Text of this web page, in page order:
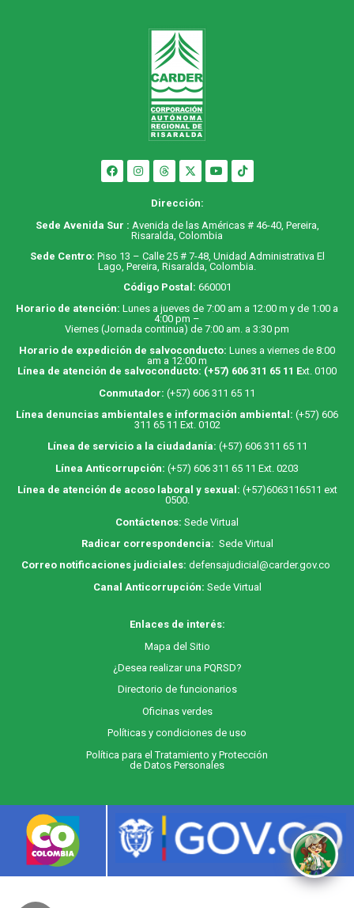
Dirección:
Sede Avenida Sur : Avenida de las Américas # 46-40, Pereira,
Risaralda, Colombia
Sede Centro: Piso 13 – Calle 25 # 7-48, Unidad Administrativa El
Lago, Pereira, Risaralda, Colombia.
Código Postal: 660001
Horario de atención: Lunes a jueves de 7:00 am a 12:00 m y de 1:00 a
4:00 pm –
Viernes (Jornada continua) de 7:00 am. a 3:30 pm
Horario de expedición de salvoconducto: Lunes a viernes de 8:00
am a 12:00 m
Línea de atención de salvoconducto: (+57) 606 311 65 11 Ext. 0100
Conmutador: (+57) 606 311 65 11
Línea denuncias ambientales e información ambiental: (+57) 606
311 65 11 Ext. 0102
Línea de servicio a la ciudadanía: (+57) 606 311 65 11
Línea Anticorrupción: (+57) 606 311 65 11 Ext. 0203
Línea de atención de acoso laboral y sexual: (+57)6063116511 ext
0500.
Contáctenos: Sede Virtual
Radicar correspondencia: Sede Virtual
Correo notificaciones judiciales: defensajudicial@carder.gov.co
Canal Anticorrupción: Sede Virtual
Enlaces de interés:
Mapa del Sitio
¿Desea realizar una PQRSD?
Directorio de funcionarios
Oficinas verdes
Políticas y condiciones de uso
Política para el Tratamiento y Protección
de Datos Personales